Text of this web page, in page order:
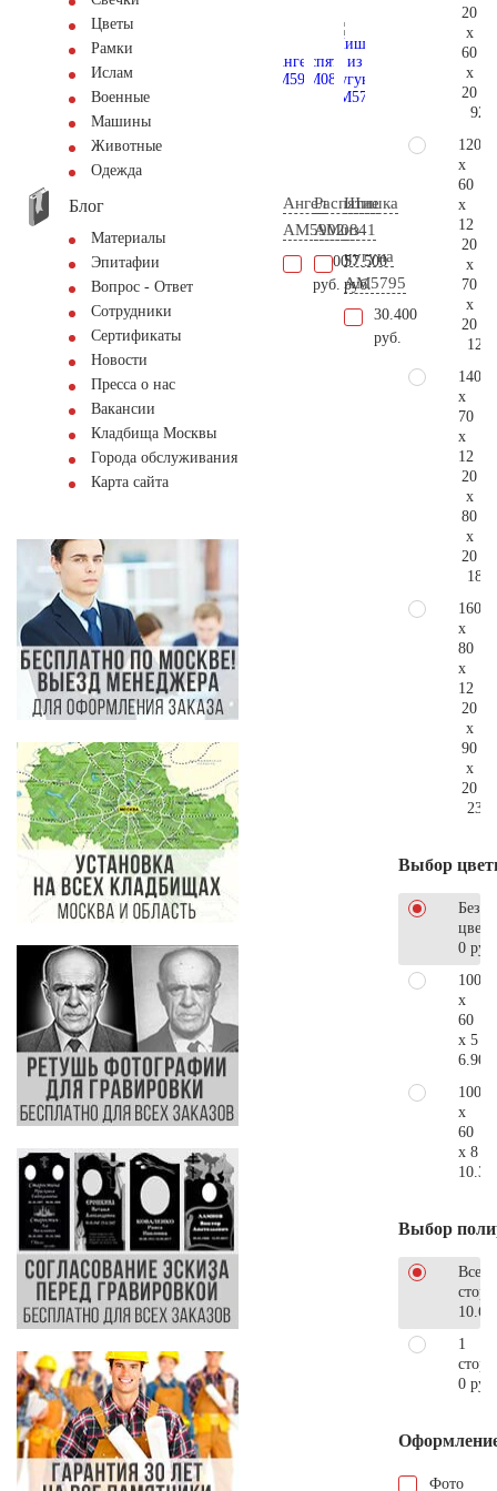
Цветы
Рамки
Ислам
Военные
Машины
Животные
Одежда
Блог
Материалы
Эпитафии
Вопрос - Ответ
Сотрудники
Сертификаты
Новости
Пресса о нас
Вакансии
Кладбища Москвы
Города обслуживания
Карта сайта
Ангел
AM5902
1.900
руб.
Распятие
AM0841
57.500
руб.
Шишка
из
чугуна
AM5795
30.400
руб.
20
x
60
x
20
120
x
60
x
12
20
x
70
x
20
140
x
70
x
12
20
x
80
x
20
160
x
80
x
12
20
x
90
x
20
Выбор
Без
0 руб.
100
x
60
x 5
100
x
60
x 8
Выбор
Все
1
0 руб.
Фото